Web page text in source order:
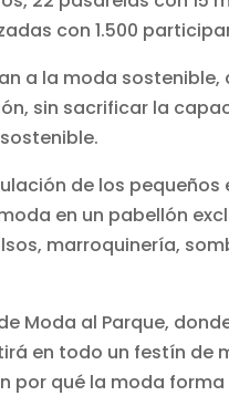
con 1.500
a la moda sostenible,
sin sacrificar la
de los pequeños
en un pabellón
marroquinería,
Moda al Parque,
en todo un festín de
por qué la moda